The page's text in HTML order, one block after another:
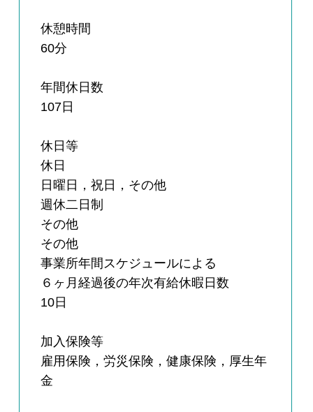
休憩時間
60分
年間休日数
107日
休日等
休日
日曜日，祝日，その他
週休二日制
その他
その他
事業所年間スケジュールによる
６ヶ月経過後の年次有給休暇日数
10日
加入保険等
雇用保険，労災保険，健康保険，厚生年
金